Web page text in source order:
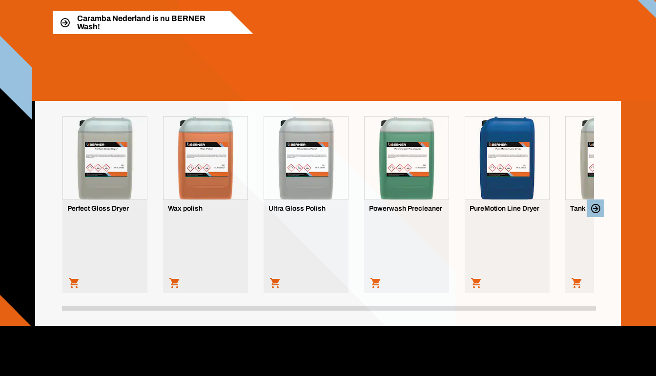
Caramba Nederland is nu BERNER
Wash!
Perfect Gloss Dryer Wax polish Ultra Gloss Polish Powerwash Precleaner PureMotion Line Dryer Tank cleaner TC 1